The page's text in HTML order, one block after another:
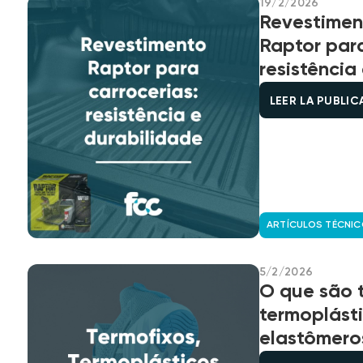
19/2/2026
Raptor
LEER LA
ARTÍCULOS
5/2/2026
O que são